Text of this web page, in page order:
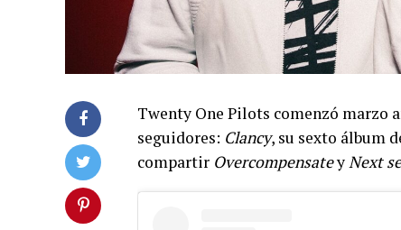
Twenty One Pilots comenzó marzo
seguidores: Clancy, su sexto álbum
compartir OvercompensateyNext